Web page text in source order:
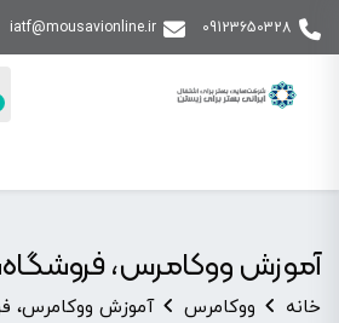
09123650328
iatf@mousavionline.ir
آموزش ووکامرس،
خانه ووکامرس آموزش ووکامرس،